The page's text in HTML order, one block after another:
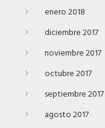
enero 2018
diciembre 2017
noviembre 2017
octubre 2017
septiembre 2017
agosto 2017